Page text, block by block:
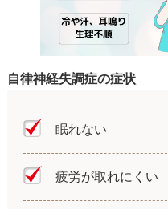
自律神経失調症の症状
眠れない
疲労が取れにくい